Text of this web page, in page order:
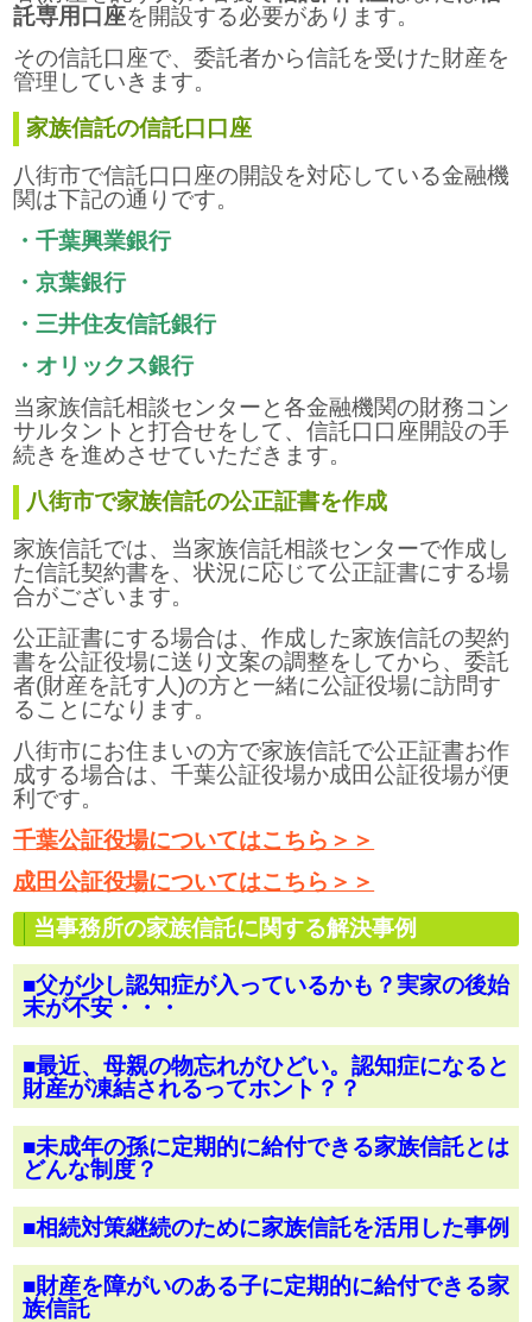
託専用口座を開設する必要があります。
その信託口座で、委託者から信託を受けた財産を
管理していきます。
家族信託の信託口口座
八街市で信託口口座の開設を対応している金融機
関は下記の通りです。
・千葉興業銀行
・京葉銀行
・三井住友信託銀行
・オリックス銀行
当家族信託相談センターと各金融機関の財務コン
サルタントと打合せをして、信託口口座開設の手
続きを進めさせていただきます。
八街市で家族信託の公正証書を作成
家族信託では、当家族信託相談センターで作成し
た信託契約書を、状況に応じて公正証書にする場
合がございます。
公正証書にする場合は、作成した家族信託の契約
書を公証役場に送り文案の調整をしてから、委託
者(財産を託す人)の方と一緒に公証役場に訪問す
ることになります。
八街市にお住まいの方で家族信託で公正証書お作
成する場合は、千葉公証役場か成田公証役場が便
利です。
千葉公証役場についてはこちら＞＞
成田公証役場についてはこちら＞＞
当事務所の家族信託に関する解決事例
■父が少し認知症が入っているかも？実家の後始
末が不安・・・
■最近、母親の物忘れがひどい。認知症になると
財産が凍結されるってホント？？
■未成年の孫に定期的に給付できる家族信託とは
どんな制度？
■相続対策継続のために家族信託を活用した事例
■財産を障がいのある子に定期的に給付できる家
族信託